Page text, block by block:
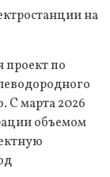
на
проект по
С марта 2026
объемом